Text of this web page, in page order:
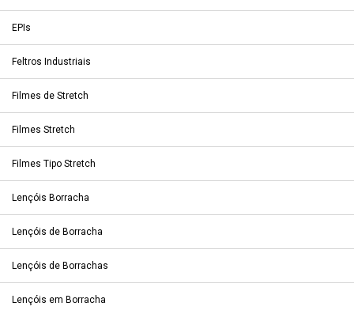
EPIs
Feltros Industriais
Filmes de Stretch
Filmes Stretch
Filmes Tipo Stretch
Lençóis Borracha
Lençóis de Borracha
Lençóis de Borrachas
Lençóis em Borracha